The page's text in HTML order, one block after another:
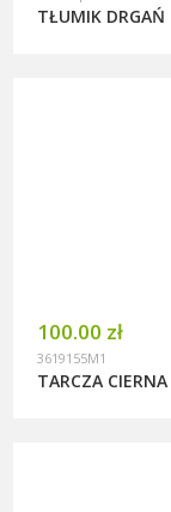
TŁUMIK DRGAŃ
100.00 zł
3619155M1
TARCZA CIERNA